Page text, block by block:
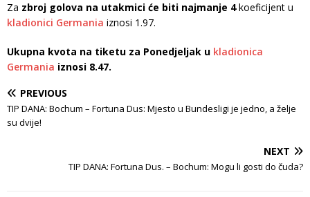
Za zbroj golova na utakmici će biti najmanje 4koeficijent u
kladionici Germania iznosi 1.97.
Ukupna kvota na tiketu za Ponedjeljak u kladionica
Germania iznosi 8.47.
PREVIOUS
TIP DANA: Bochum – Fortuna Dus: Mjesto u Bundesligi je jedno, a želje
su dvije!
NEXT
TIP DANA: Fortuna Dus. – Bochum: Mogu li gosti do čuda?